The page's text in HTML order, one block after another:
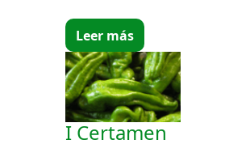
Leer más
I Certamen